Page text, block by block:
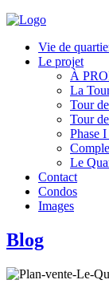
Vie de
Le projet
À
La
Tour
Tour
Phase
Le
Contact
Condos
Images
Blog